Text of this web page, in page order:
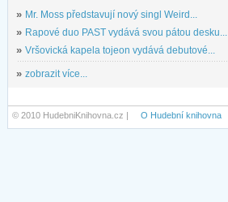
» Mr. Moss představují nový singl Weird...
» Rapové duo PAST vydává svou pátou desku...
» Vršovická kapela tojeon vydává debutové...
» zobrazit více...
© 2010 HudebniKnihovna.cz | O Hudební knihovna